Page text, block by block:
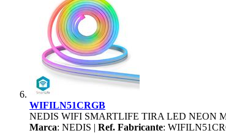
WIFILN51CRGB
NEDIS WIFI SMARTLIFE TIRA LED NEON
Marca: NEDIS | Ref. Fabricante: